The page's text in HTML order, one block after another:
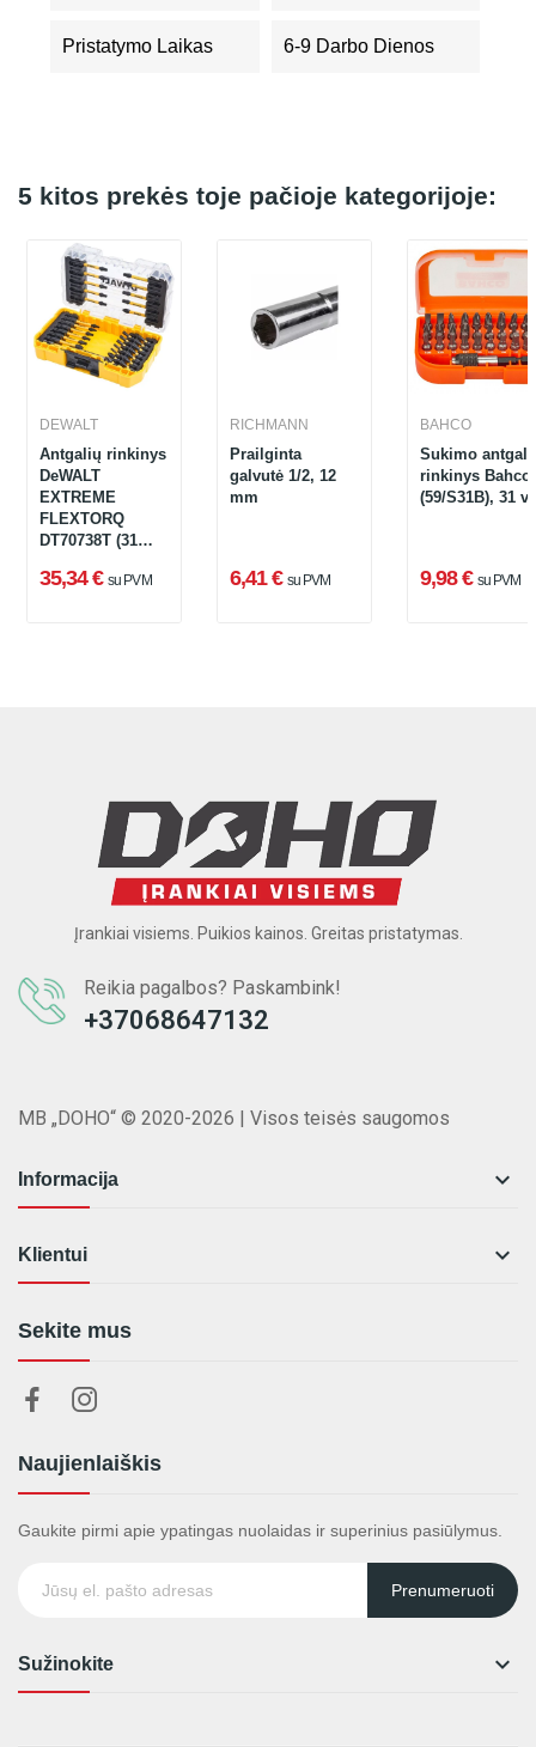
Pristatymo Laikas 6-9 Darbo Dienos
5 kitos prekės toje pačioje kategorijoje:
DEWALT
Antgalių rinkinys
DeWALT
EXTREME
FLEXTORQ
DT70738T (31
35,34 € su PVM
RICHMANN
Prailginta
galvutė 1/2, 12
mm
6,41 € su PVM
BAHCO
Sukimo
rinkinys Bahco
(59/S31B), 31
9,98 € su PVM
Įrankiai visiems. Puikios kainos. Greitas pristatymas.
Reikia pagalbos? Paskambink!
+37068647132
MB „DOHO“ © 2020-2026 | Visos teisės saugomos
Informacija 
Klientui 
Sekite mus
Naujienlaiškis
Gaukite pirmi apie ypatingas nuolaidas ir superinius pasiūlymus.
Prenumeruoti
Sužinokite 